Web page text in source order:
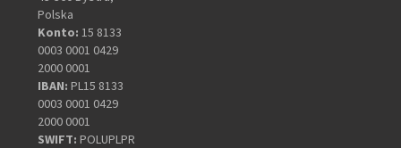
Polska
Konto: 15 8133
0003 0001 0429
2000 0001
IBAN: PL15 8133
0003 0001 0429
2000 0001
SWIFT: POLUPLPR